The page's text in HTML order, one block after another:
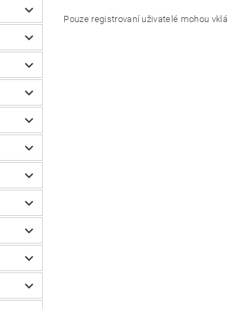
Pouze registrovaní uživatelé mohou